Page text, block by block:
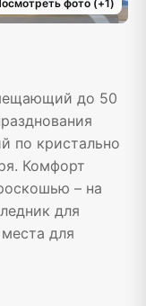
фото(+1)
до 50
по кристально
Комфорт
– на
для
для